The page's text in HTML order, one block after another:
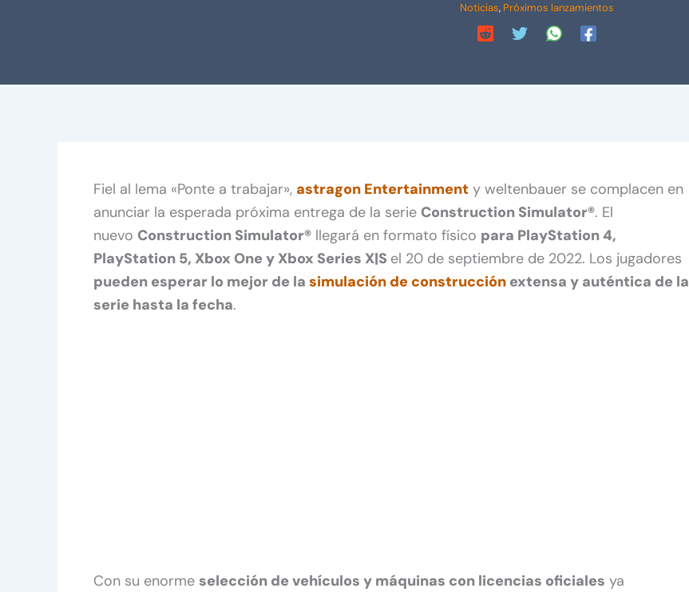
Noticias, Próximos lanzamientos
Fiel al lema «Ponte a trabajar», astragon Entertainment y weltenbauer se complacen en
anunciar la esperada próxima entrega de la serie Construction Simulator®. El
nuevo Construction Simulator® llegará en formato físico para PlayStation 4,
PlayStation 5, Xbox One y Xbox Series X|S el 20 de septiembre de 2022. Los jugadores
pueden esperar lo mejor de la simulación de construcción extensa y auténtica de la
serie hasta la fecha.
Con su enorme selección de vehículos y máquinas con licencias oficiales ya